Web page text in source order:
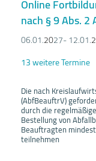
Online
nach § 9 Abs.
06.01.2027- 12.01.
13 weitere Termine
Die nach
(AbfBeauftrV)
durch die
Bestellung von
Beauftragten
teilnehmen